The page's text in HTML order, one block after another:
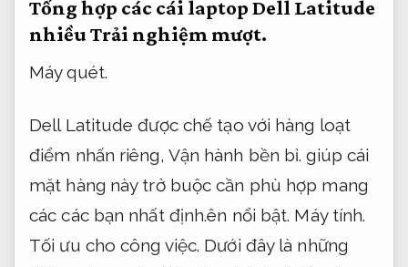
Tổng hợp các cái laptop Dell Latitude
nhiều Trải nghiệm mượt.
Máy quét.
Dell Latitude được chế tạo với hàng loạt
điểm nhấn riêng, Vận hành bền bỉ. giúp cái
mặt hàng này trở buộc cần phù hợp mang
các các bạn nhất định.ên nổi bật. Máy tính.
Tối ưu cho công việc. Dưới đây là những